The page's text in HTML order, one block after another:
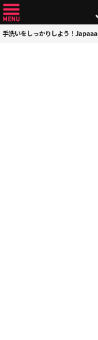
手洗いをしっかりしよう！